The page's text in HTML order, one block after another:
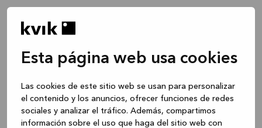
Esta página web usa cookies
Las cookies de este sitio web se usan para personalizar
el contenido y los anuncios, ofrecer funciones de redes
sociales y analizar el tráfico. Además, compartimos
información sobre el uso que haga del sitio web con